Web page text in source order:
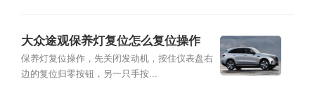
大众途观保养灯复位怎么复位操作
保养灯复位操作，先关闭发动机，按住仪表盘右
边的复位归零按钮，另一只手按...